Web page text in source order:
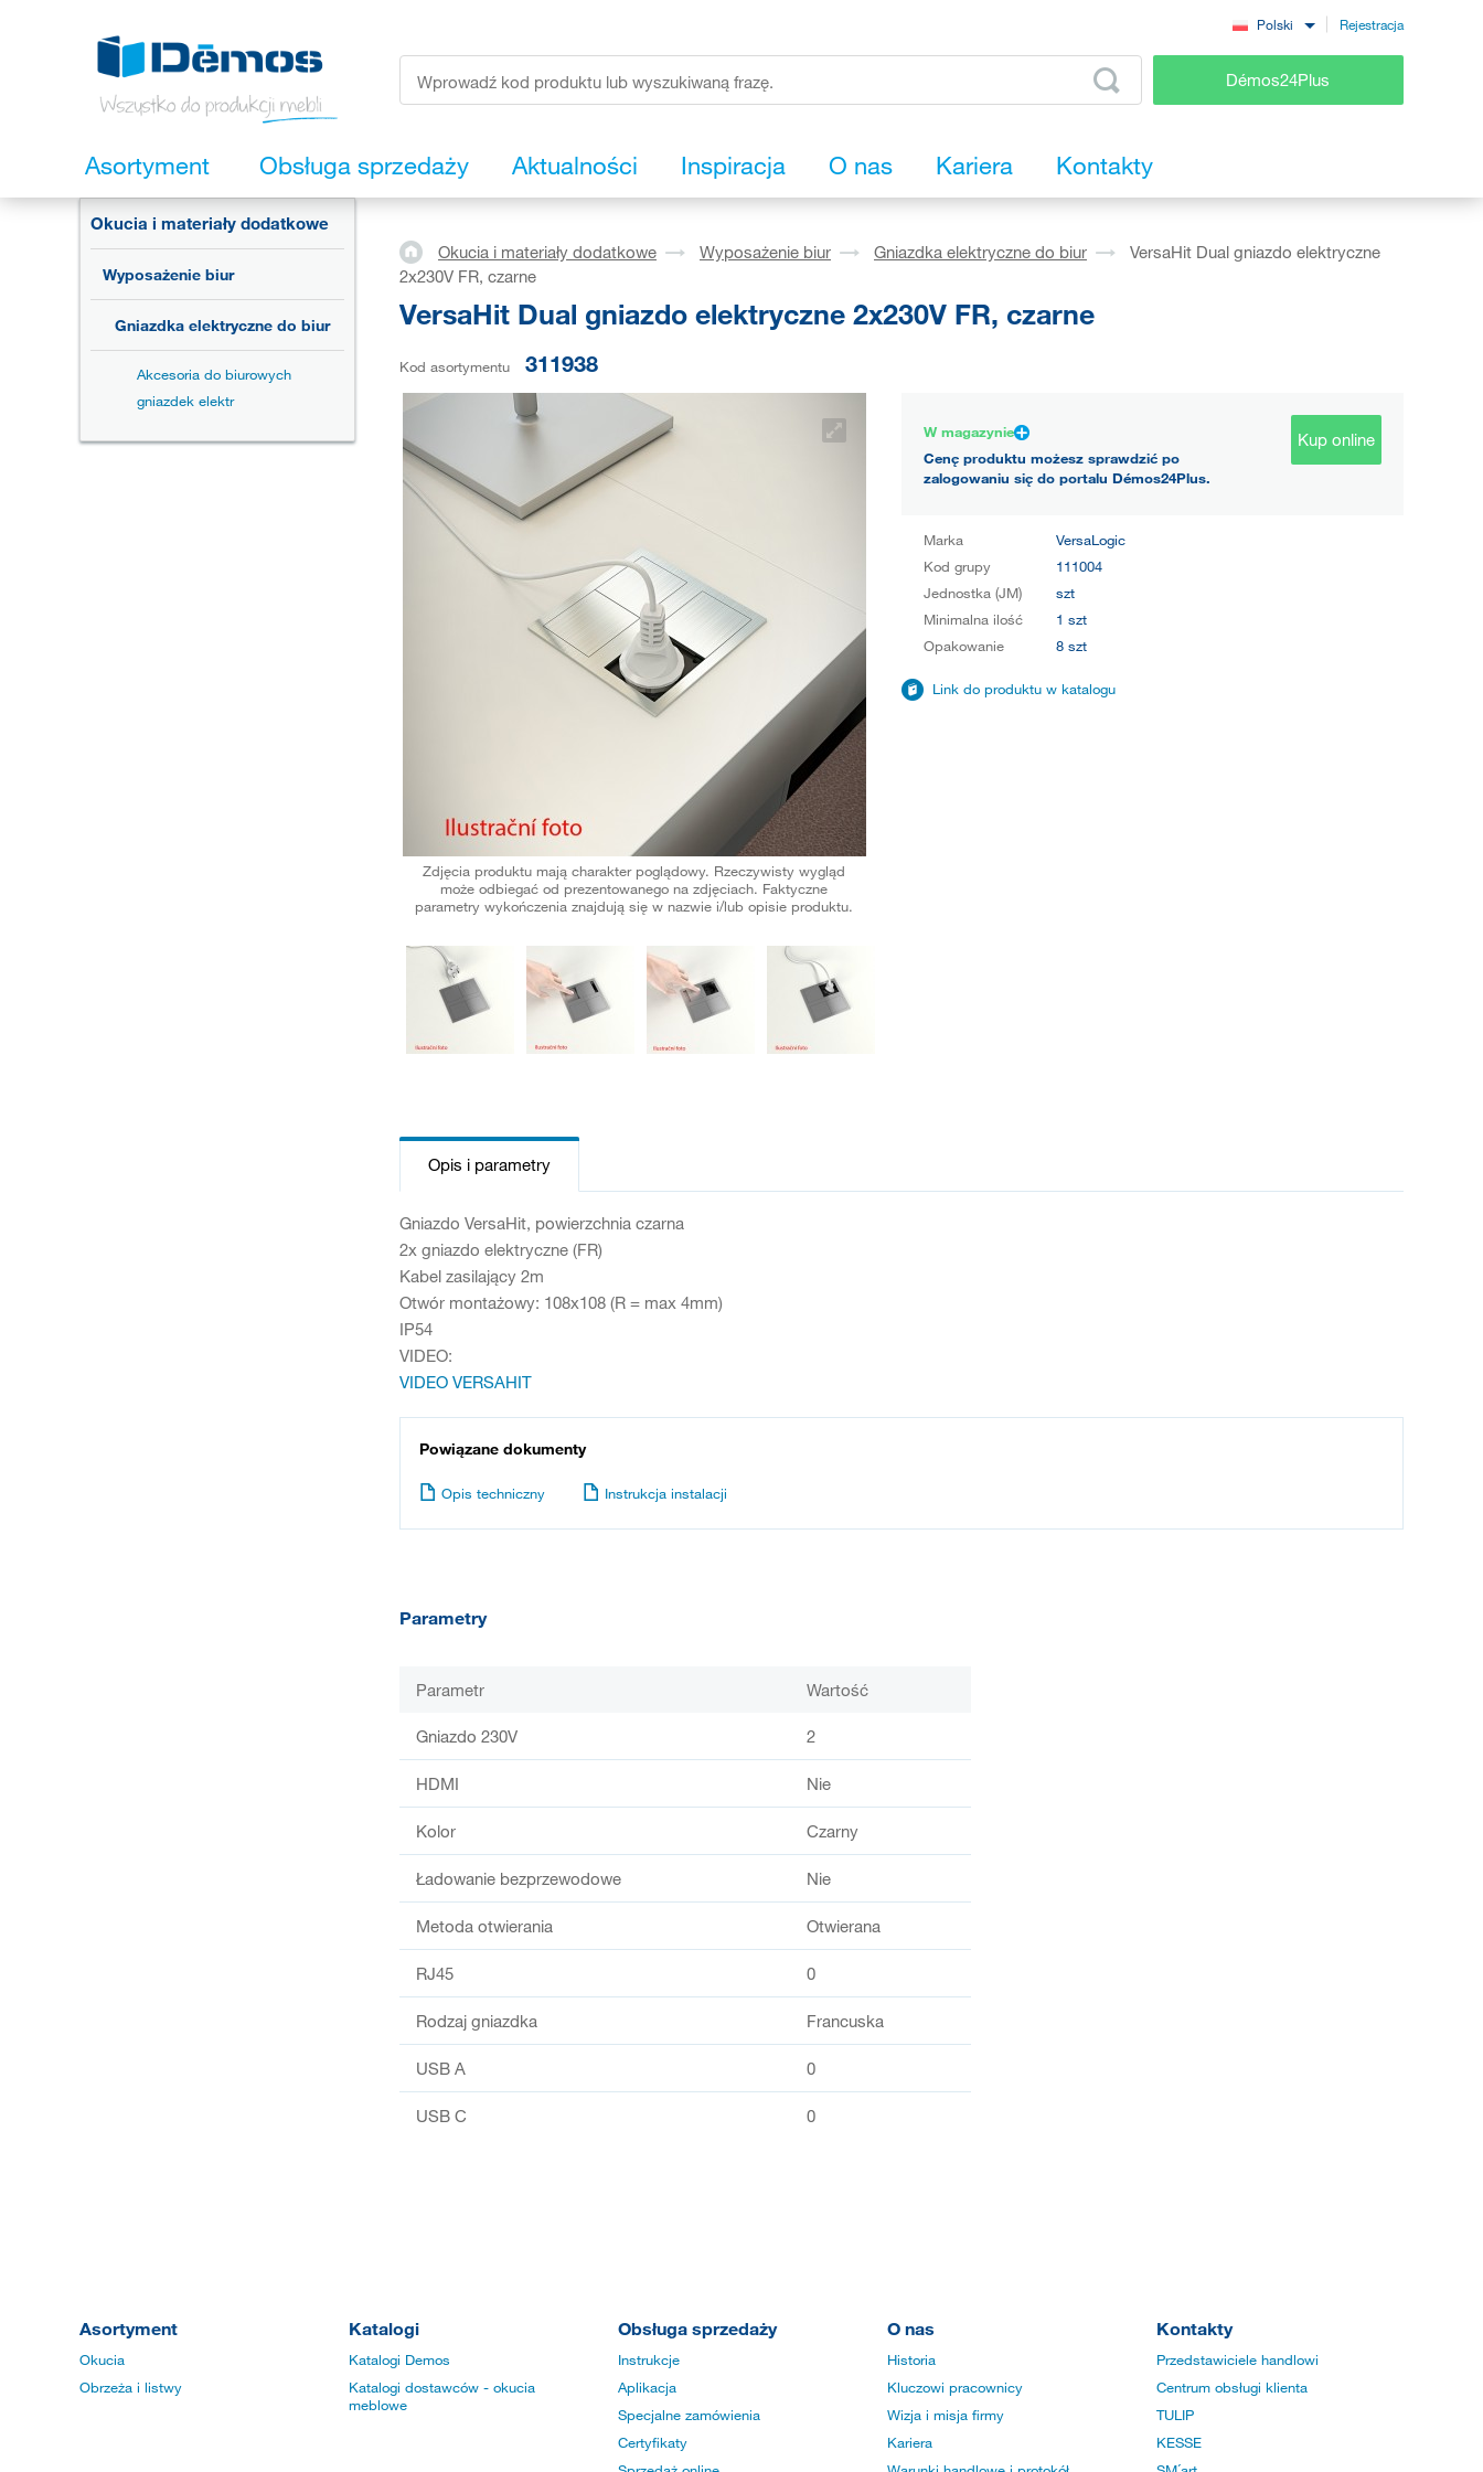
Polski Rejestracja
Démos24Plus
Asortyment Obsługa sprzedaży Aktualności Inspiracja O nas Kariera Kontakty
Okucia i materiały dodatkowe
Wyposażenie biur
Gniazdka elektryczne do biur
Akcesoria do biurowych
gniazdek elektr
Okucia i materiały dodatkowe Wyposażenie biur Gniazdka elektryczne do biur
VersaHit Dual gniazdo elektryczne
2x230V FR, czarne
VersaHit Dual gniazdo elektryczne 2x230V FR, czarne
Kod asortymentu 311938
Zdjęcia produktu mają charakter poglądowy. Rzeczywisty wygląd
może odbiegać od prezentowanego na zdjęciach. Faktyczne
parametry wykończenia znajdują się w nazwie i/lub opisie produktu.
W magazynie
Cenę produktu możesz sprawdzić po
zalogowaniu się do portalu Démos24Plus.
Kup online
Marka
VersaLogic
Kod grupy
111004
Jednostka (JM)
szt
Minimalna ilość
1 szt
Opakowanie
8 szt
Link do produktu w katalogu
Opis i parametry
Gniazdo VersaHit, powierzchnia czarna
2x gniazdo elektryczne (FR)
Kabel zasilający 2m
Otwór montażowy: 108x108 (R = max 4mm)
IP54
VIDEO:
VIDEO VERSAHIT
Powiązane dokumenty
Opis techniczny Instrukcja instalacji
Parametry
Parametr Wartość
Gniazdo 230V 2
HDMI Nie
Kolor Czarny
Ładowanie bezprzewodowe Nie
Metoda otwierania Otwierana
RJ45 0
Rodzaj gniazdka Francuska
USB A 0
USB C 0
Asortyment
Okucia
Obrzeża i listwy
Katalogi
Katalogi Demos
Katalogi dostawców - okucia
meblowe
Obsługa sprzedaży
Instrukcje
Aplikacja
Specjalne zamówienia
Certyfikaty
O nas
Historia
Kluczowi pracownicy
Wizja i misja firmy
Kariera
Kontakty
Przedstawiciele handlowi
Centrum obsługi klienta
TULIP
KESSE